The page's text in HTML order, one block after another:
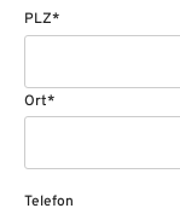
PLZ*
Ort*
Telefon